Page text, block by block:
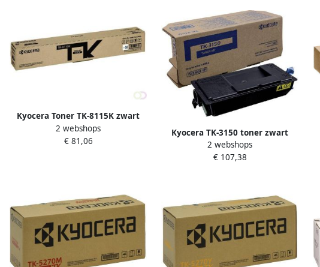
Kyocera Toner TK-8115K zwart
2 webshops
€ 81,06
Kyocera TK-3150 toner zwart
standard capacity 1-pack
2 webshops
€ 107,38